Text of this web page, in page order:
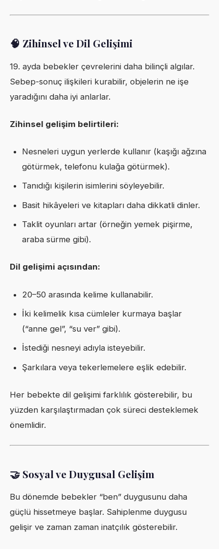
🧠 Zihinsel ve Dil Gelişimi
19. ayda bebekler çevrelerini daha bilinçli algılar.
Sebep-sonuç ilişkileri kurabilir, objelerin ne işe
yaradığını daha iyi anlarlar.
Zihinsel gelişim belirtileri:
Nesneleri uygun yerlerde kullanır (kaşığı ağzına
götürmek, telefonu kulağa götürmek).
Tanıdığı kişilerin isimlerini söyleyebilir.
Basit hikâyeleri ve kitapları daha dikkatli dinler.
Taklit oyunları artar (örneğin yemek pişirme,
araba sürme gibi).
Dil gelişimi açısından:
20–50 arasında kelime kullanabilir.
İki kelimelik kısa cümleler kurmaya başlar
(“anne gel”, “su ver” gibi).
İstediği nesneyi adıyla isteyebilir.
Şarkılara veya tekerlemelere eşlik edebilir.
Her bebekte dil gelişimi farklılık gösterebilir, bu
yüzden karşılaştırmadan çok süreci desteklemek
önemlidir.
🤝 Sosyal ve Duygusal Gelişim
Bu dönemde bebekler “ben” duygusunu daha
güçlü hissetmeye başlar. Sahiplenme duygusu
gelişir ve zaman zaman inatçılık gösterebilir.